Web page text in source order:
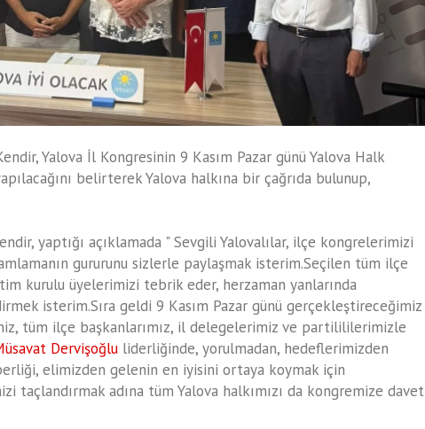
Yalova İl Kongresinin 9 Kasım Pazar günü Yalova Halk
belirterek Yalova halkına bir çağrıda bulunup,
yaptığı açıklamada " Sevgili Yalovalılar, ilçe kongrelerimizi
gururunu sizlerle paylaşmak isterim.Seçilen tüm ilçe
kurulu üyelerimizi tebrik eder, herzaman yanlarında
isterim.Sıra geldi 9 Kasım Pazar günü gerçekleştireceğimiz
tüm ilçe başkanlarımız, il delegelerimiz ve partilililerimizle
Dervişoğlu liderliğinde, yorulmadan, hedeflerimizden
elimizden gelenin en iyisini ortaya koymak için
taçlandırmak adına tüm Yalova halkımızı da kongremize davet